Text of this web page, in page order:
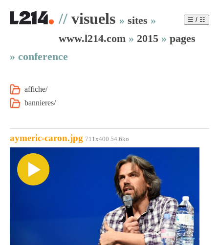
// visuels » sites »
www.l214.com » 2015 » pages
» conference
affiche/
bannieres/
aymeric-caron.jpg 711x400 54.6ko
☰ / ☷